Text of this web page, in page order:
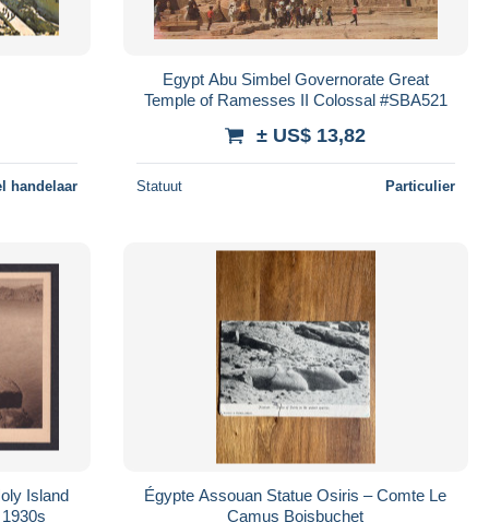
handelaar
Egypt Abu Simbel Governorate Great
Temple of Ramesses II Colossal #SBA521
± US$ 13,82
Statuut Particulier
Island
Égypte Assouan Statue Osiris – Comte Le
Camus Boisbuchet